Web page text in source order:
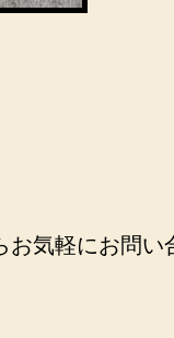
お気軽にお問い